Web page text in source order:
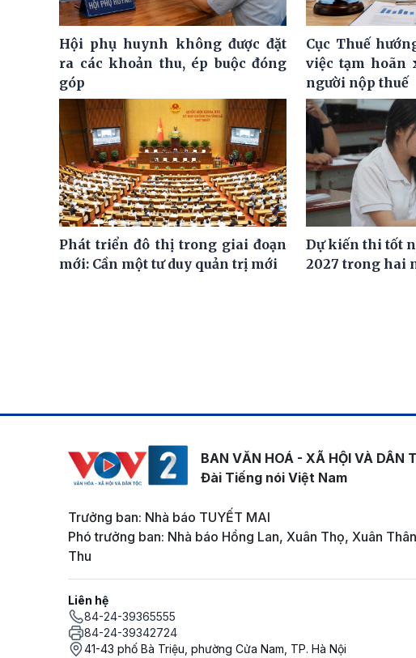
Hội phụ huynh không được đặt
ra các khoản thu, ép buộc đóng
góp
Cục Thuế
việc tạm hoãn
người nộp thuế
Phát triển đô thị trong giai đoạn
mới: Cần một tư duy quản trị mới
Dự kiến thi tốt
2027 trong hai
BAN VĂN HOÁ - XÃ HỘI VÀ DÂN
Đài Tiếng nói Việt Nam
Trưởng ban: Nhà báo TUYẾT MAI
Phó trưởng ban: Nhà báo Hồng Lan, Xuân Thọ, Xuân
Thu
Liên hệ
84-24-39365555
84-24-39342724
41-43 phố Bà Triệu, phường Cửa Nam, TP. Hà Nội